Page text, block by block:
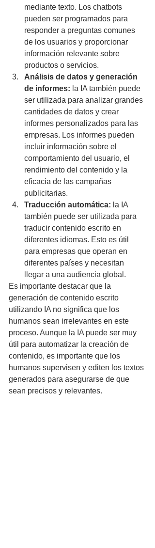
mediante texto. Los chatbots
pueden ser programados para
responder a preguntas comunes
de los usuarios y proporcionar
información relevante sobre
productos o servicios.
Análisis de datos y generación
de informes: la IA también puede
ser utilizada para analizar grandes
cantidades de datos y crear
informes personalizados para las
empresas. Los informes pueden
incluir información sobre el
comportamiento del usuario, el
rendimiento del contenido y la
eficacia de las campañas
publicitarias.
Traducción automática: la IA
también puede ser utilizada para
traducir contenido escrito en
diferentes idiomas. Esto es útil
para empresas que operan en
diferentes países y necesitan
llegar a una audiencia global.
Es importante destacar que la
generación de contenido escrito
utilizando IA no significa que los
humanos sean irrelevantes en este
proceso. Aunque la IA puede ser muy
útil para automatizar la creación de
contenido, es importante que los
humanos supervisen y editen los textos
generados para asegurarse de que
sean precisos y relevantes.